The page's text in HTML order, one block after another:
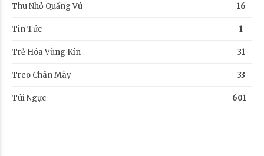
Thu Nhỏ Quầng Vú 16
Tin Tức 1
Trẻ Hóa Vùng Kín 31
Treo Chân Mày 33
Túi Ngực 601